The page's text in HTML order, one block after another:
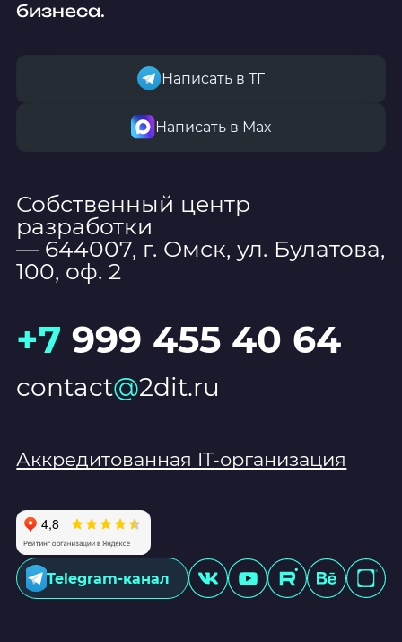
бизнеса.
Написать в ТГ
Написать в Мах
Собственный центр
разработки
— 644007, г. Омск, ул. Булатова,
100, оф. 2
+7 999 455 40 64
contact@2dit.ru
Аккредитованная IT-организация
Telegram-канал